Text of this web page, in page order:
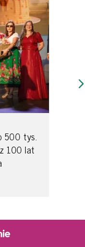
500 tys.
100 lat